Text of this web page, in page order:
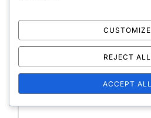
Email Address:
CUSTOMIZE
REJECT ALL
ACCEPT ALL